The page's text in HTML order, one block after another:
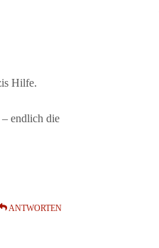
Hilfe.
endlich die
ANTWORTEN